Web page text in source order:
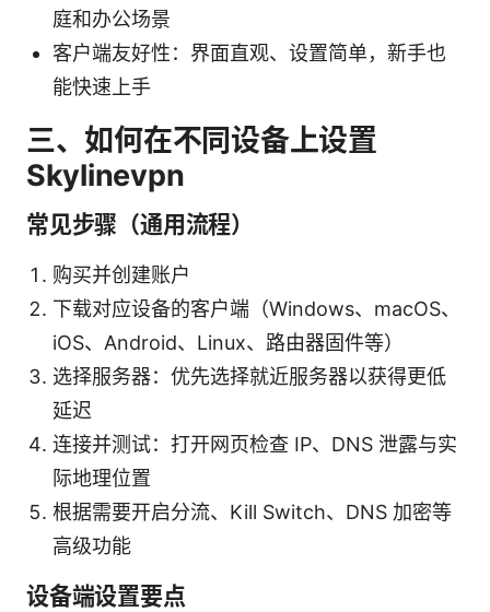
庭和办公场景
客户端友好性：界面直观、设置简单，新手也
能快速上手
三、如何在不同设备上设置
Skylinevpn
常见步骤（通用流程）
购买并创建账户
下载对应设备的客户端（Windows、macOS、
iOS、Android、Linux、路由器固件等）
选择服务器：优先选择就近服务器以获得更低
延迟
连接并测试：打开网页检查 IP、DNS 泄露与实
际地理位置
根据需要开启分流、Kill Switch、DNS 加密等
高级功能
设备端设置要点